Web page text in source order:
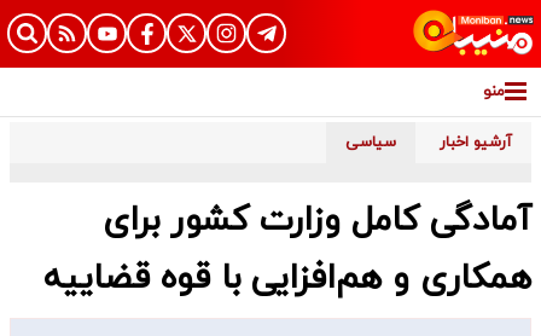
منو
آرشیو اخبار سیاسی
آمادگی کامل وزارت کشور برای
همکاری و هم‌افزایی با قوه قضاییه